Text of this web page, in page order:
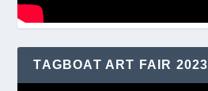
TAGBOAT ART FAIR 2023